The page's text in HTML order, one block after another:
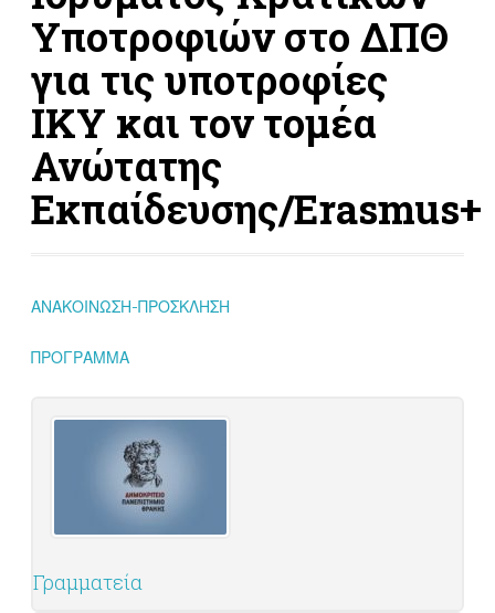
Υποτροφιών στο ΔΠΘ
για τις υποτροφίες
ΙΚΥ και τον τομέα
Ανώτατης
Εκπαίδευσης/Erasmus+
ΑΝΑΚΟΙΝΩΣΗ-ΠΡΟΣΚΛΗΣΗ
ΠΡΟΓΡΑΜΜΑ
Γραμματεία